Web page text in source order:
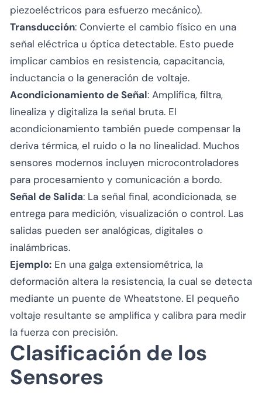
piezoeléctricos para esfuerzo mecánico).
Transducción: Convierte el cambio físico en una
señal eléctrica u óptica detectable. Esto puede
implicar cambios en resistencia, capacitancia,
inductancia o la generación de voltaje.
Acondicionamiento de Señal: Amplifica, filtra,
linealiza y digitaliza la señal bruta. El
acondicionamiento también puede compensar la
deriva térmica, el ruido o la no linealidad. Muchos
sensores modernos incluyen microcontroladores
para procesamiento y comunicación a bordo.
Señal de Salida: La señal final, acondicionada, se
entrega para medición, visualización o control. Las
salidas pueden ser analógicas, digitales o
inalámbricas.
Ejemplo: En una galga extensiométrica, la
deformación altera la resistencia, la cual se detecta
mediante un puente de Wheatstone. El pequeño
voltaje resultante se amplifica y calibra para medir
la fuerza con precisión.
Clasificación de los
Sensores